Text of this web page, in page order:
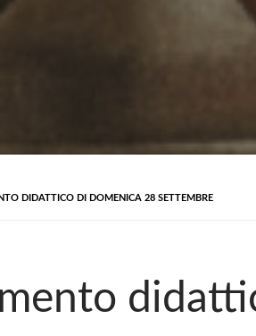
DIDATTICO DI DOMENICA 28 SETTEMBRE